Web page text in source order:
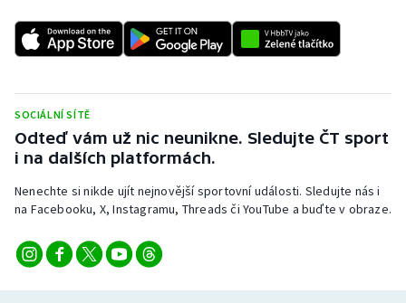
SOCIÁLNÍ SÍTĚ
Odteď vám už nic neunikne. Sledujte ČT sport
i na dalších platformách.
Nenechte si nikde ujít nejnovější sportovní události. Sledujte nás i
na Facebooku, X, Instagramu, Threads či YouTube a buďte v obraze.